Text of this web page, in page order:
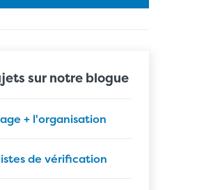
sur notre blogue
+ l'organisation
de vérification